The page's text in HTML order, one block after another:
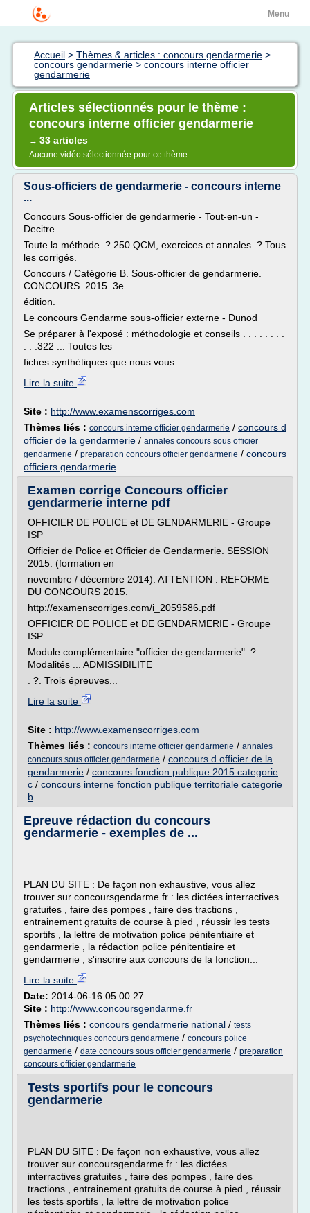
Menu
Accueil > Thèmes & articles : concours gendarmerie >
concours gendarmerie > concours interne officier
gendarmerie
Articles sélectionnés pour le thème :
concours interne officier gendarmerie
→ 33 articles
Aucune vidéo sélectionnée pour ce thème
Sous-officiers de gendarmerie - concours interne
...
Concours Sous-officier de gendarmerie - Tout-en-un -
Decitre
Toute la méthode. ? 250 QCM, exercices et annales. ? Tous
les corrigés.
Concours / Catégorie B. Sous-officier de gendarmerie.
CONCOURS. 2015. 3e
édition.
Le concours Gendarme sous-officier externe - Dunod
Se préparer à l'exposé : méthodologie et conseils . . . . . . . .
. . .322 ... Toutes les
fiches synthétiques que nous vous...
Lire la suite
Site : http://www.examenscorriges.com
Thèmes liés : concours interne officier gendarmerie / concours d
officier de la gendarmerie / annales concours sous officier
gendarmerie / preparation concours officier gendarmerie / concours
officiers gendarmerie
Examen corrige Concours officier
gendarmerie interne pdf
OFFICIER DE POLICE et DE GENDARMERIE - Groupe
ISP
Officier de Police et Officier de Gendarmerie. SESSION
2015. (formation en
novembre / décembre 2014). ATTENTION : REFORME
DU CONCOURS 2015.
http://examenscorriges.com/i_2059586.pdf
OFFICIER DE POLICE et DE GENDARMERIE - Groupe
ISP
Module complémentaire "officier de gendarmerie". ?
Modalités ... ADMISSIBILITE
. ?. Trois épreuves...
Lire la suite
Site : http://www.examenscorriges.com
Thèmes liés : concours interne officier gendarmerie / annales
concours sous officier gendarmerie / concours d officier de la
gendarmerie / concours fonction publique 2015 categorie
c / concours interne fonction publique territoriale categorie
b
Epreuve rédaction du concours
gendarmerie - exemples de ...
PLAN DU SITE : De façon non exhaustive, vous allez
trouver sur concoursgendarme.fr : les dictées interractives
gratuites , faire des pompes , faire des tractions ,
entrainement gratuits de course à pied , réussir les tests
sportifs , la lettre de motivation police pénitentiaire et
gendarmerie , la rédaction police pénitentiaire et
gendarmerie , s'inscrire aux concours de la fonction...
Lire la suite
Date: 2014-06-16 05:00:27
Site : http://www.concoursgendarme.fr
Thèmes liés : concours gendarmerie national / tests
psychotechniques concours gendarmerie / concours police
gendarmerie / date concours sous officier gendarmerie / preparation
concours officier gendarmerie
Tests sportifs pour le concours
gendarmerie
PLAN DU SITE : De façon non exhaustive, vous allez
trouver sur concoursgendarme.fr : les dictées
interractives gratuites , faire des pompes , faire des
tractions , entrainement gratuits de course à pied , réussir
les tests sportifs , la lettre de motivation police